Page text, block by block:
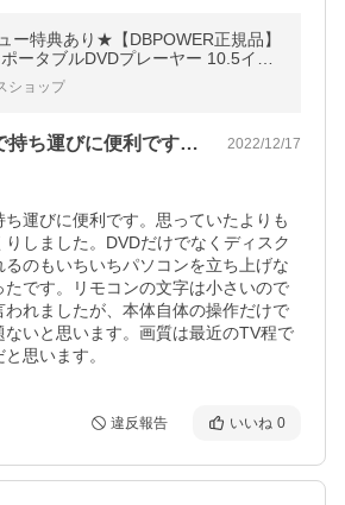
ー特典あり★【DBPOWER正規品】
ータブルDVDプレーヤー 10.5イン
ルター付き 最大5時間連続再生 リ
フリー レジューム機能
ショップ
充電が出来るので持ち運びに便利です。思… 2022/12/17
運びに便利です。思っていたよりも
しました。DVDだけでなくディスク
のもいちいちパソコンを立ち上げな
たです。リモコンの文字は小さいので
れましたが、本体自体の操作だけで
いと思います。画質は最近のTV程で
思います。
違反報告 いいね 0